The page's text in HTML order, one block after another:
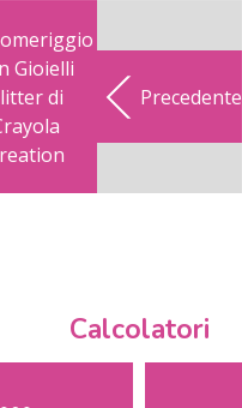
Gioielli
di
Precedente
Calcolatori